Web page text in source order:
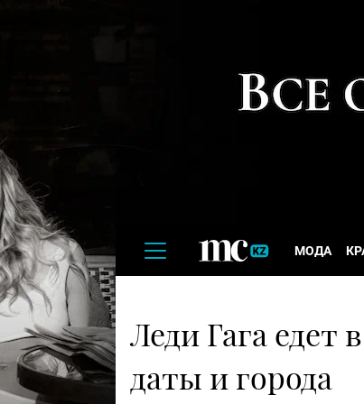
МОДА
Леди Гага едет
даты и города